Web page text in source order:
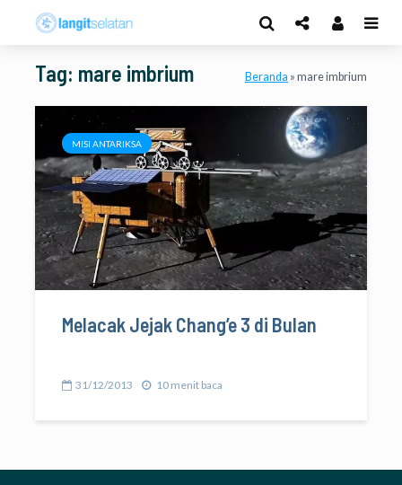
Tag: mare imbrium Beranda » mare imbrium
MISI ANTARIKSA
Melacak Jejak Chang’e 3 di Bulan
31/12/2013 10 menit baca